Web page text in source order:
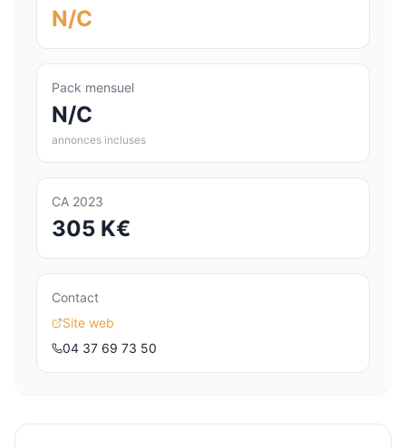
N/C
Pack mensuel
N/C
annonces incluses
CA 2023
305 K€
Contact
Site web
04 37 69 73 50